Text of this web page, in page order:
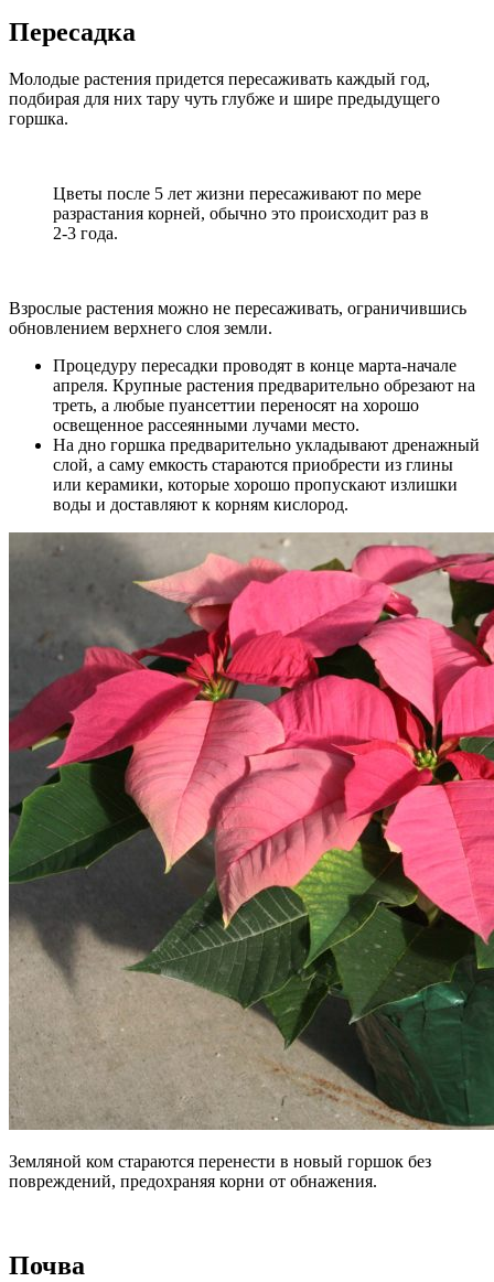
Пересадка
Молодые растения придется пересаживать каждый год,
подбирая для них тару чуть глубже и шире предыдущего
горшка.
Цветы после 5 лет жизни пересаживают по мере
разрастания корней, обычно это происходит раз в
2-3 года.
Взрослые растения можно не пересаживать, ограничившись
обновлением верхнего слоя земли.
Процедуру пересадки проводят в конце марта-начале
апреля. Крупные растения предварительно обрезают на
треть, а любые пуансеттии переносят на хорошо
освещенное рассеянными лучами место.
На дно горшка предварительно укладывают дренажный
слой, а саму емкость стараются приобрести из глины
или керамики, которые хорошо пропускают излишки
воды и доставляют к корням кислород.
Земляной ком стараются перенести в новый горшок без
повреждений, предохраняя корни от обнажения.
Почва